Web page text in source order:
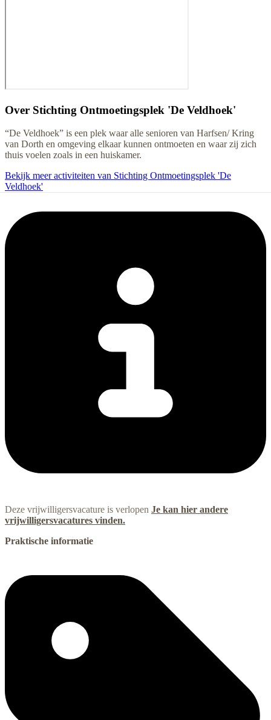
Over Stichting Ontmoetingsplek 'De Veldhoek'
“De Veldhoek” is een plek waar alle senioren van Harfsen/ Kring
van Dorth en omgeving elkaar kunnen ontmoeten en waar zij zich
thuis voelen zoals in een huiskamer.
Bekijk meer activiteiten van Stichting Ontmoetingsplek 'De
Veldhoek'
Deze vrijwilligersvacature is verlopen Je kan hier andere
vrijwilligersvacatures vinden.
Praktische informatie